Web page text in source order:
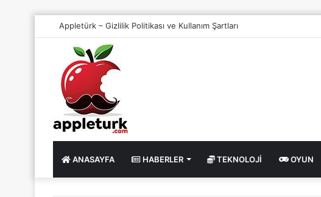
Appletürk – Gizlilik Politikası ve Kullanım Şartları
ANASAYFA HABERLER TEKNOLOJI OYUN